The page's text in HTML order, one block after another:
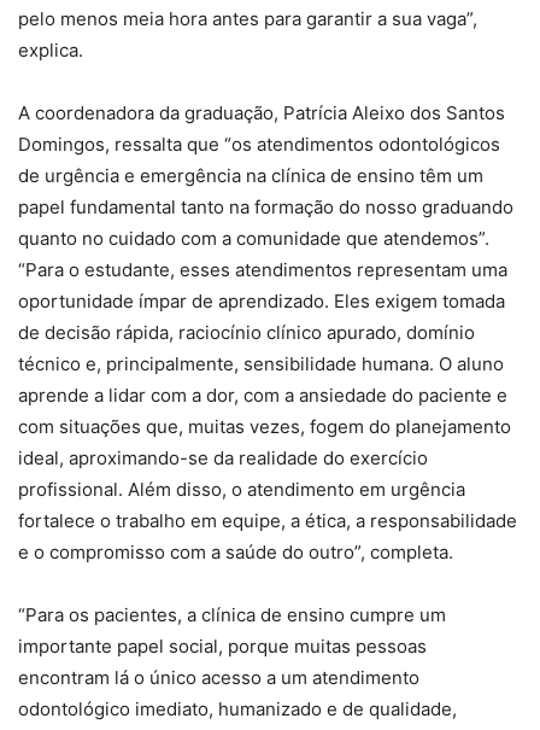
pelo menos meia hora antes para garantir a sua vaga”,
explica.
A coordenadora da graduação, Patrícia Aleixo dos Santos
Domingos, ressalta que “os atendimentos odontológicos
de urgência e emergência na clínica de ensino têm um
papel fundamental tanto na formação do nosso graduando
quanto no cuidado com a comunidade que atendemos”.
“Para o estudante, esses atendimentos representam uma
oportunidade ímpar de aprendizado. Eles exigem tomada
de decisão rápida, raciocínio clínico apurado, domínio
técnico e, principalmente, sensibilidade humana. O aluno
aprende a lidar com a dor, com a ansiedade do paciente e
com situações que, muitas vezes, fogem do planejamento
ideal, aproximando-se da realidade do exercício
profissional. Além disso, o atendimento em urgência
fortalece o trabalho em equipe, a ética, a responsabilidade
e o compromisso com a saúde do outro”, completa.
“Para os pacientes, a clínica de ensino cumpre um
importante papel social, porque muitas pessoas
encontram lá o único acesso a um atendimento
odontológico imediato, humanizado e de qualidade,